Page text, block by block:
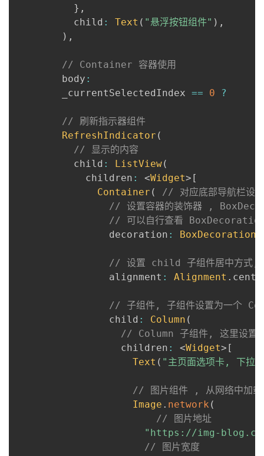
} ,
          child
: Text ( "悬浮按钮组件" ) ,
) ,
// Container 容器使用
        body
:
        _currentSelectedIndex
== 0 ?
// 刷新指示器组件
RefreshIndicator (
// 显示的内容
          child
: ListView(
            children
: <Widget> [
Container (
// 对应底部导航栏设
// 设置容器的装饰器 ,
// 可以自行查看 BoxDecoration
                decoration
: BoxDecoration
// 设置 child 子组件居中方式,
                alignment
: Alignment .
// 子组件, 子组件设置为一个
                child
: Column (
// Column 子组件, 这里设置
                  children
: <Widget> [
Text ( "主页面选项卡, 下拉
// 图片组件 , 从网络中加载
Image . network (
// 图片地址
"https://img-
// 图片宽度